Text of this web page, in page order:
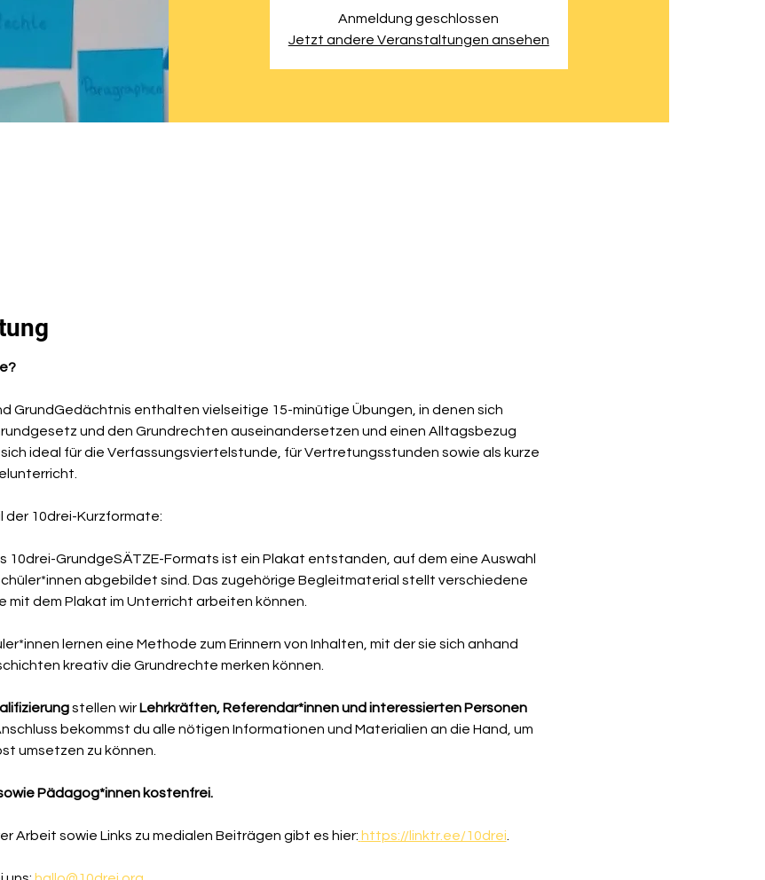
Anmeldung geschlossen
Jetzt andere Veranstaltungen ansehen
GrundGedächtnis enthalten vielseitige 15-minütige Übungen, in denen sich
und den Grundrechten auseinandersetzen und einen Alltagsbezug
ideal für die Verfassungsviertelstunde, für Vertretungsstunden sowie als kurze
der 10drei-Kurzformate:
10drei-GrundgeSÄTZE-Formats ist ein Plakat entstanden, auf dem eine Auswahl
abgebildet sind. Das zugehörige Begleitmaterial stellt verschiedene
mit dem Plakat im Unterricht arbeiten können.
lernen eine Methode zum Erinnern von Inhalten, mit der sie sich anhand
kreativ die Grundrechte merken können.
stellen wir Lehrkräften, Referendar*innen und interessierten Personen
bekommst du alle nötigen Informationen und Materialien an die Hand, um
umsetzen zu können.
Pädagog*innen kostenfrei.
Arbeit sowie Links zu medialen Beiträgen gibt es hier: https://linktr.ee/10drei